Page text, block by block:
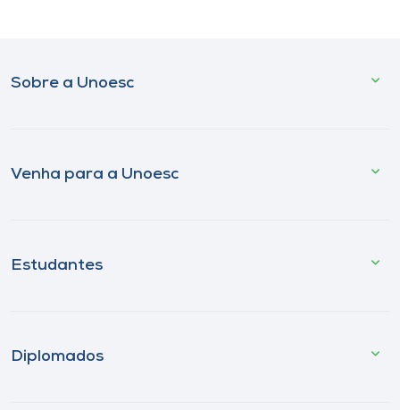
Sobre a Unoesc
Venha para a Unoesc
Estudantes
Diplomados